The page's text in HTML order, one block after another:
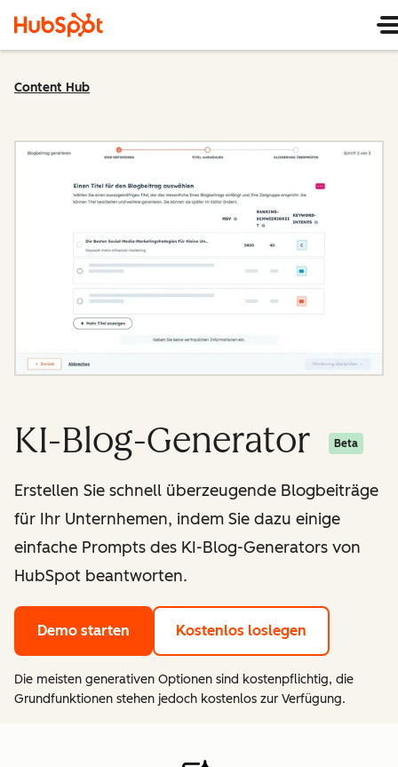
Content Hub
KI-Blog-Generator Beta
Erstellen Sie schnell überzeugende Blogbeiträge
für Ihr Unternhemen, indem Sie dazu einige
einfache Prompts des KI-Blog-Generators von
HubSpot beantworten.
Demo starten Kostenlos loslegen
Die meisten generativen Optionen sind kostenpflichtig, die
Grundfunktionen stehen jedoch kostenlos zur Verfügung.